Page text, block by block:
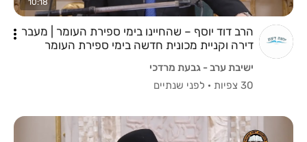
10:18
הרב דוד יוסף – שהחיינו בימי ספירת העומר | מעבר
דירה וקניית מכונית חדשה בימי ספירת העומר
ישיבת ערב - גבעת מרדכי
30 צפיות
· לפני שנתיים